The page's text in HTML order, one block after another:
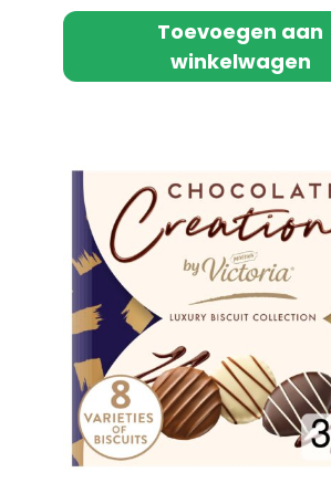
Toevoegen aan
winkelwagen